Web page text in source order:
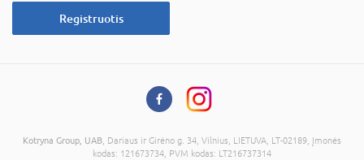
Registruotis
Kotryna Group, UAB , Dariaus ir Girėno g. 34, Vilnius, LIETUVA, LT-02189, Įmonės
kodas: 121673734, PVM kodas: LT216737314